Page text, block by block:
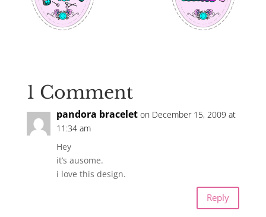
1 Comment
pandora bracelet on December 15, 2009 at
11:34 am
Hey
it’s ausome.
i love this design.
Reply